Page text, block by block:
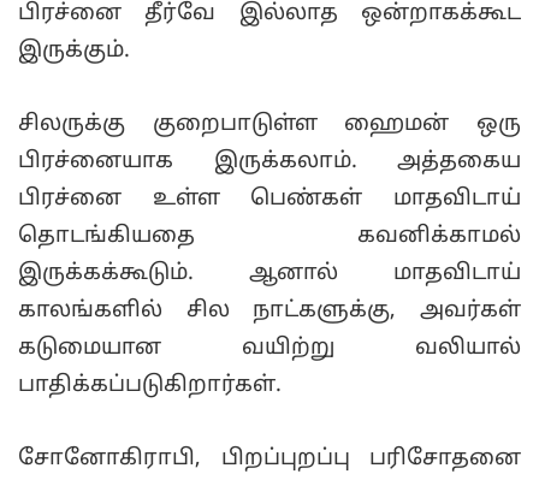
பிரச்னை தீர்வே இல்லாத ஒன்றாகக்கூட
இருக்கும்.
சிலருக்கு குறைபாடுள்ள ஹைமன் ஒரு
பிரச்னையாக இருக்கலாம். அத்தகைய
பிரச்னை உள்ள பெண்கள் மாதவிடாய்
தொடங்கியதை கவனிக்காமல்
இருக்கக்கூடும். ஆனால் மாதவிடாய்
காலங்களில் சில நாட்களுக்கு, அவர்கள்
கடுமையான வயிற்று வலியால்
பாதிக்கப்படுகிறார்கள்.
சோனோகிராபி, பிறப்புறப்பு பரிசோதனை